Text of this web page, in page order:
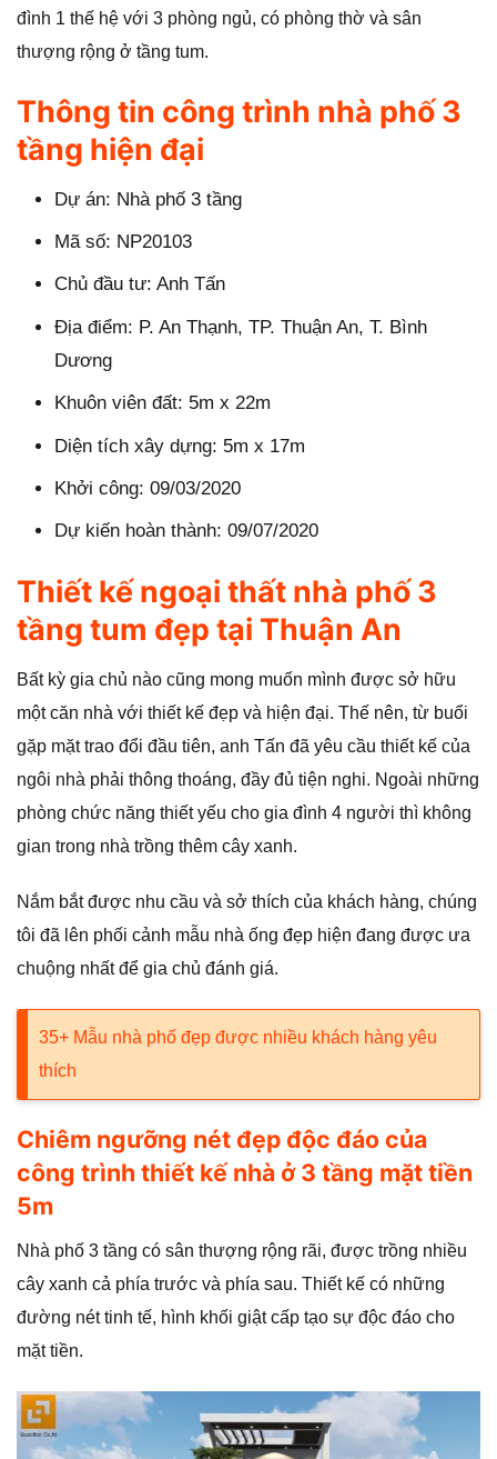
đình 1 thế hệ với 3 phòng ngủ, có phòng thờ và sân
thượng rộng ở tầng tum.
Thông tin công trình nhà phố 3
tầng hiện đại
Dự án: Nhà phố 3 tầng
Mã số: NP20103
Chủ đầu tư: Anh Tấn
Địa điểm: P. An Thạnh, TP. Thuận An, T. Bình
Dương
Khuôn viên đất: 5m x 22m
Diện tích xây dựng: 5m x 17m
Khởi công: 09/03/2020
Dự kiến hoàn thành: 09/07/2020
Thiết kế ngoại thất nhà phố 3
tầng tum đẹp tại Thuận An
Bất kỳ gia chủ nào cũng mong muốn mình được sở hữu
một căn nhà với thiết kế đẹp và hiện đại. Thế nên, từ buổi
gặp mặt trao đổi đầu tiên, anh Tấn đã yêu cầu thiết kế của
ngôi nhà phải thông thoáng, đầy đủ tiện nghi. Ngoài những
phòng chức năng thiết yếu cho gia đình 4 người thì không
gian trong nhà trồng thêm cây xanh.
Nắm bắt được nhu cầu và sở thích của khách hàng, chúng
tôi đã lên phối cảnh mẫu nhà ống đẹp hiện đang được ưa
chuộng nhất để gia chủ đánh giá.
35+ Mẫu nhà phố đẹp được nhiều khách hàng yêu
thích
Chiêm ngưỡng nét đẹp độc đáo của
công trình thiết kế nhà ở 3 tầng mặt tiền
5m
Nhà phố 3 tầng có sân thượng rộng rãi, được trồng nhiều
cây xanh cả phía trước và phía sau. Thiết kế có những
đường nét tinh tế, hình khối giật cấp tạo sự độc đáo cho
mặt tiền.